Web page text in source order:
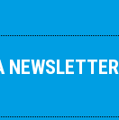
NEWSLETTER